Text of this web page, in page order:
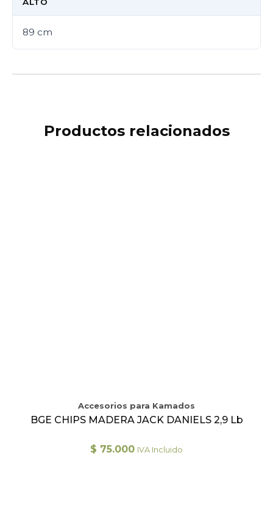
89 cm
Productos relacionados
Accesorios para Kamados
BGE CHIPS MADERA JACK DANIELS 2,9 Lb
$ 75.000 IVA Incluido